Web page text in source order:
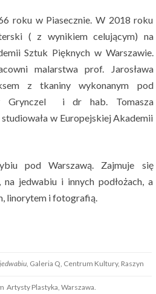
roku w Piasecznie. W 2018 roku
( z wynikiem celującym) na
Sztuk Pięknych w Warszawie.
malarstwa prof. Jarosława
z tkaniny wykonanym pod
Grynczel i dr hab. Tomasza
w Europejskiej Akademii
pod Warszawą. Zajmuje się
jedwabiu i innych podłożach, a
linorytem i fotografią.
, Galeria Q, Centrum Kultury, Raszyn
Artysty Plastyka, Warszawa.